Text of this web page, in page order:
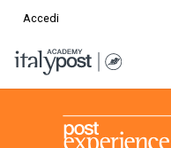
Accedi